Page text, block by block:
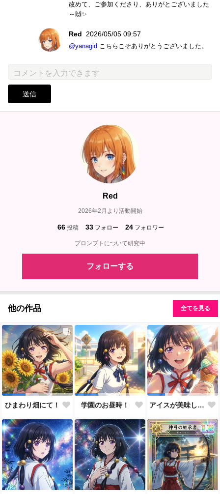
改めて、ご参加くださり、ありがとございました
～🙌✨
Red 2026/05/05 09:57
@yanagid こちらこそありがとうございました。
送信
Red
2026年2月より活動開始
66 投稿 33 フォロー 24 フォロワー
プロンプトについて研究中
フォローする
他の作品 全てを見る
ひまわり畑にて！ 学園のお昼時！ アイスが美味しい季節です